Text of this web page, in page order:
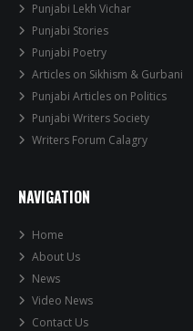
Punjabi Lekh Vichar
Punjabi Stories
Punjabi Poetry
Articles on Sikhism & Gurbani
Punjabi Articles on Politics
Punjabi Writers Society
Writers Forum Calagry
NAVIGATION
Home
About Us
News
Video News
Contact Us